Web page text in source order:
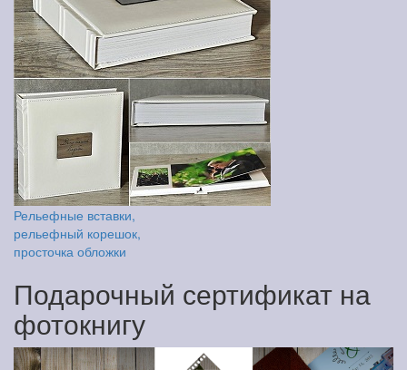
Рельефные вставки,
рельефный корешок,
просточка обложки
Подарочный сертификат на
фотокнигу